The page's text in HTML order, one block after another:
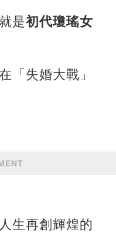
是初代瓊瑤女
「失婚大戰」
生再創輝煌的